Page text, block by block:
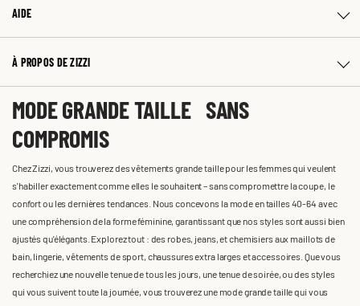
AIDE
À PROPOS DE ZIZZI
MODE GRANDE TAILLE SANS
COMPROMIS
Chez Zizzi, vous trouverez des vêtements grande taille pour les femmes qui veulent
s'habiller exactement comme elles le souhaitent – sans compromettre la coupe, le
confort ou les dernières tendances. Nous concevons la mode en tailles 40-64 avec
une compréhension de la forme féminine, garantissant que nos styles sont aussi bien
ajustés qu'élégants. Explorez tout : des robes, jeans, et chemisiers aux maillots de
bain, lingerie, vêtements de sport, chaussures extra larges et accessoires. Que vous
recherchiez une nouvelle tenue de tous les jours, une tenue de soirée, ou des styles
qui vous suivent toute la journée, vous trouverez une mode grande taille qui vous